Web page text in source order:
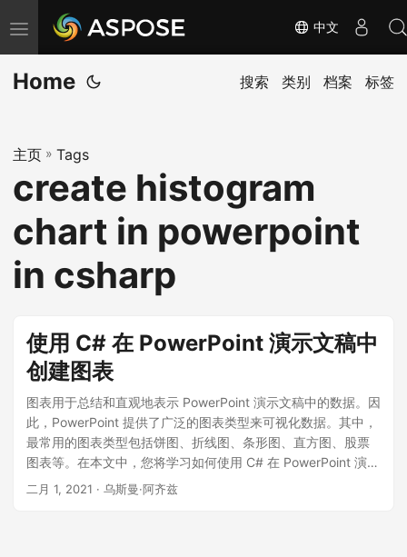
切
换
导
中文
Home 搜索 类别 档案 标签
主页 » Tags
create histogram
chart in powerpoint
in csharp
使用 C# 在 PowerPoint 演示文稿中
创建图表
图表用于总结和直观地表示 PowerPoint 演示文稿中的数据。因
此，PowerPoint 提供了广泛的图表类型来可视化数据。其中，
最常用的图表类型包括饼图、折线图、条形图、直方图、股票
图表等。在本文中，您将学习如何使用 C# 在 PowerPoint 演示
文稿中创建这些流行的图表类型。
二月 1, 2021 · 乌斯曼·阿齐兹